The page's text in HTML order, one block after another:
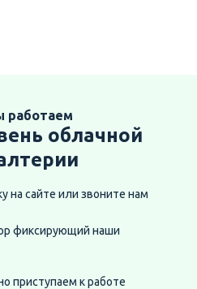
работаем
облачной
на сайте или звоните нам
фиксирующий наши
приступаем к работе